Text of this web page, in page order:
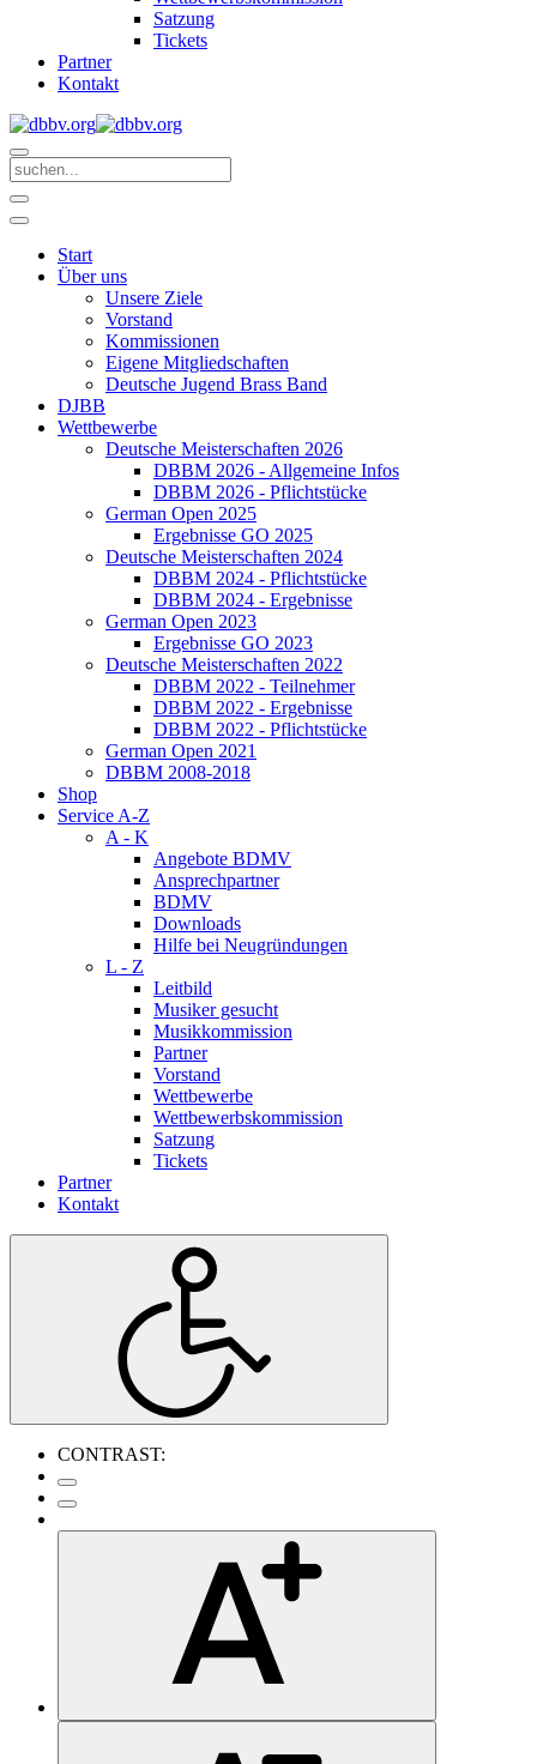
Satzung
Tickets
Partner
Kontakt
Start
Über uns
Unsere Ziele
Vorstand
Kommissionen
Eigene Mitgliedschaften
Deutsche Jugend Brass Band
DJBB
Wettbewerbe
Deutsche Meisterschaften 2026
DBBM 2026 - Allgemeine Infos
DBBM 2026 - Pflichtstücke
German Open 2025
Ergebnisse GO 2025
Deutsche Meisterschaften 2024
DBBM 2024 - Pflichtstücke
DBBM 2024 - Ergebnisse
German Open 2023
Ergebnisse GO 2023
Deutsche Meisterschaften 2022
DBBM 2022 - Teilnehmer
DBBM 2022 - Ergebnisse
DBBM 2022 - Pflichtstücke
German Open 2021
DBBM 2008-2018
Shop
Service A-Z
A - K
Angebote BDMV
Ansprechpartner
BDMV
Downloads
Hilfe bei Neugründungen
L - Z
Leitbild
Musiker gesucht
Musikkommission
Partner
Vorstand
Wettbewerbe
Wettbewerbskommission
Satzung
Tickets
Partner
Kontakt
CONTRAST: